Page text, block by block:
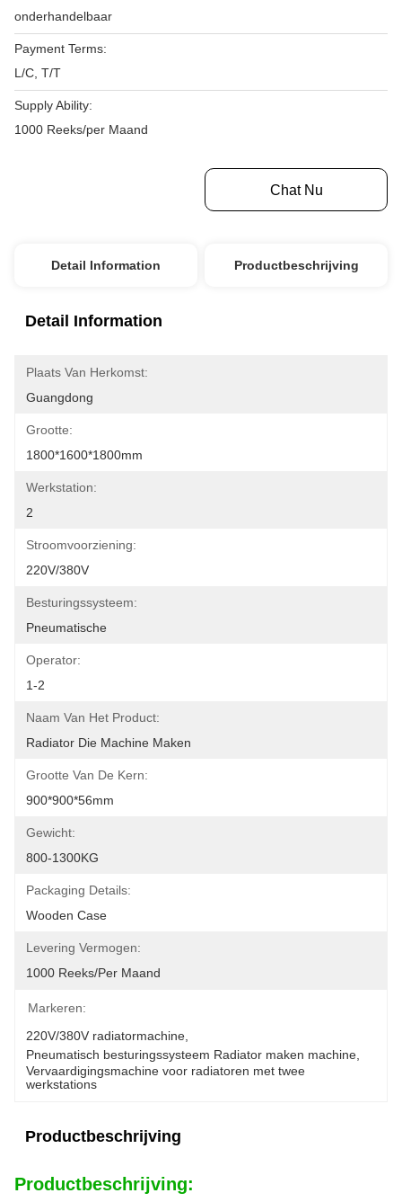
onderhandelbaar
Payment Terms:
L/C, T/T
Supply Ability:
1000 Reeks/per Maand
Chat Nu
Detail Information Productbeschrijving
Detail Information
Plaats Van Herkomst:
Guangdong
Grootte:
1800*1600*1800mm
Werkstation:
2
Stroomvoorziening:
220V/380V
Besturingssysteem:
Pneumatische
Operator:
1-2
Naam Van Het Product:
Radiator Die Machine Maken
Grootte Van De Kern:
900*900*56mm
Gewicht:
800-1300KG
Packaging Details:
Wooden Case
Levering Vermogen:
1000 Reeks/per Maand
Markeren:
220V/380V radiatormachine
Pneumatisch besturingssysteem Radiator maken machine
Vervaardigingsmachine voor radiatoren met twee
werkstations
Productbeschrijving
Productbeschrijving: